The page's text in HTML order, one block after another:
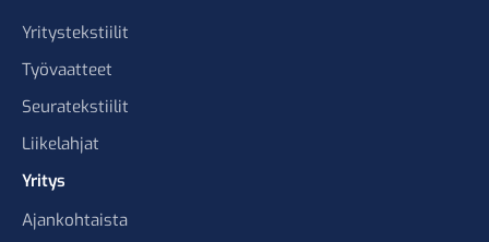
Yritystekstiilit
Työvaatteet
Seuratekstiilit
Liikelahjat
Yritys
Ajankohtaista